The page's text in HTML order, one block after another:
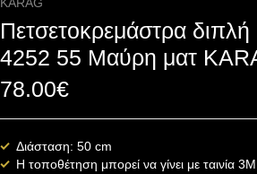
KARAG
Πετσετοκρεμάστρα
4252 55 Μαύρη ματ
78.00€
Διάσταση: 50 cm
Η τοποθέτηση μπορεί να γίνει με ταινία